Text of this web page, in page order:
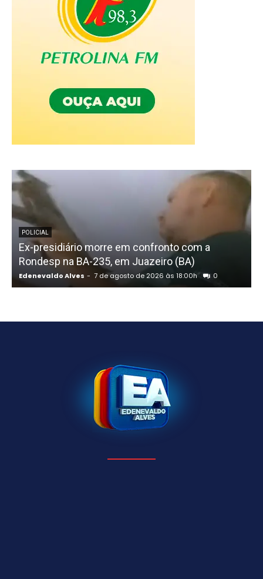
POLICIAL
Ex-presidiário morre em confronto com a
Rondesp na BA-235, em Juazeiro (BA)
Edenevaldo Alves - 7 de agosto de 2026 às 18:00h 0